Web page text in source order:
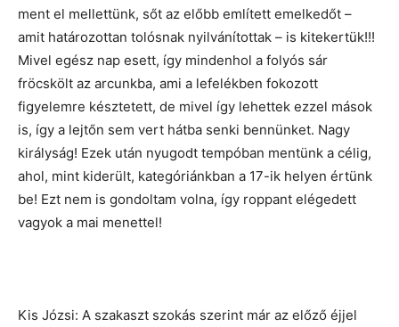
ment el mellettünk, sőt az előbb említett emelkedőt –
amit határozottan tolósnak nyilvánítottak – is kitekertük!!!
Mivel egész nap esett, így mindenhol a folyós sár
fröcskölt az arcunkba, ami a lefelékben fokozott
figyelemre késztetett, de mivel így lehettek ezzel mások
is, így a lejtőn sem vert hátba senki bennünket. Nagy
királyság! Ezek után nyugodt tempóban mentünk a célig,
ahol, mint kiderült, kategóriánkban a 17-ik helyen értünk
be! Ezt nem is gondoltam volna, így roppant elégedett
vagyok a mai menettel!
Kis Józsi: A szakaszt szokás szerint már az előző éjjel